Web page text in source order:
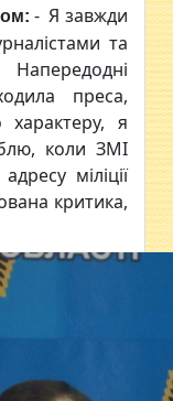
- Я завжди
та
преса,
характеру, я
коли ЗМІ
міліції
критика,